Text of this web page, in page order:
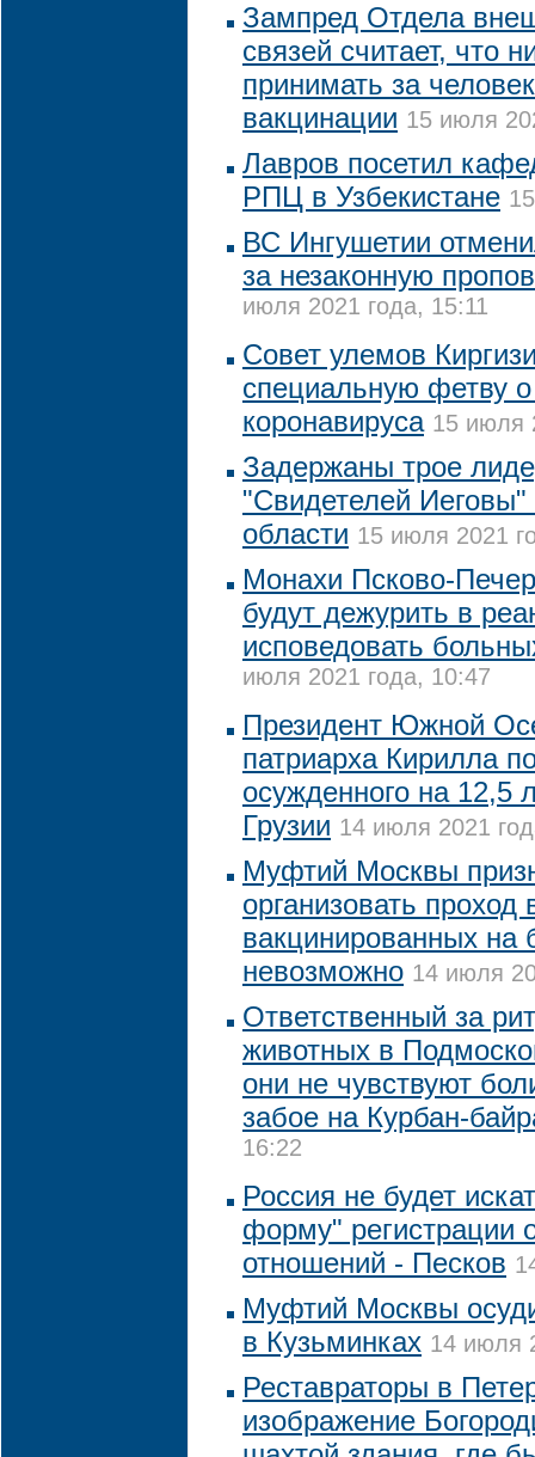
Зампред Отдела
связей считает, что
принимать за
вакцинации 15 июля
Лавров посетил
РПЦ в Узбекистане
ВС Ингушетии
за незаконную
июля 2021 года, 15:11
Совет улемов
специальную фетву
коронавируса 15 июля
Задержаны трое
"Свидетелей Иеговы"
области 15 июля 2021
Монахи Псково-
будут дежурить в
исповедовать
июля 2021 года, 10:47
Президент Южной
патриарха Кирилла
осужденного на 12,5
Грузии 14 июля 2021
Муфтий Москвы
организовать
вакцинированных на
невозможно 14 июля
Ответственный за
животных в
они не чувствуют
забое на Курбан-
16:22
Россия не будет
форму" регистрации
отношений - Песков
Муфтий Москвы
в Кузьминках 14 июля
Реставраторы в
изображение